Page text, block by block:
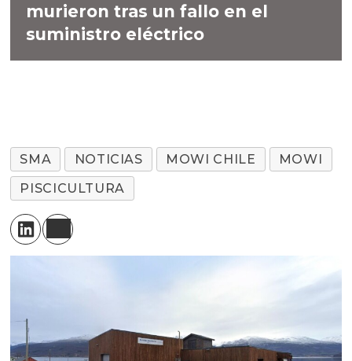
murieron tras un fallo en el
suministro eléctrico
SMA NOTICIAS MOWI CHILE
MOWI
PISCICULTURA